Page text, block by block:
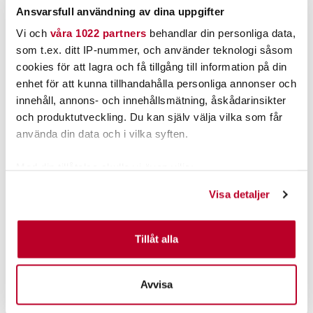
Ansvarsfull användning av dina uppgifter
Vi och våra 1022 partners behandlar din personliga data,
som t.ex. ditt IP-nummer, och använder teknologi såsom
cookies för att lagra och få tillgång till information på din
enhet för att kunna tillhandahålla personliga annonser och
innehåll, annons- och innehållsmätning, åskådarinsikter
och produktutveckling. Du kan själv välja vilka som får
använda din data och i vilka syften.
Identifiera din enhet genom att aktivt skanna den för
specifika kännetecken (fingeravtryck)
Ta reda på mer om hur dina personliga uppgifter
Du kan ändra eller dra tillbaka ditt samtycke när som
helst från cookie-förklaringen.
Visa detaljer
Tillåt alla
Avvisa
ANDRA TITTADE OCKSÅ PÅ
MIKADO
Mikado Fastlockhake med
Nuvarande pris:
19,00 kr
BKK
Nuvarande pris:
89,00 kr